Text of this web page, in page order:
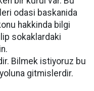
odasi baskanida
hakkinda bilgi
sokaklardaki
Bilmek istiyoruz bu
gitmislerdir.